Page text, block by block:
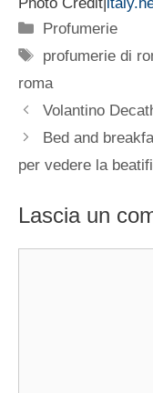
Categorie
Profumerie
Tag
profumerie di
roma
Volantino
Bed and
per vedere la
Lascia un